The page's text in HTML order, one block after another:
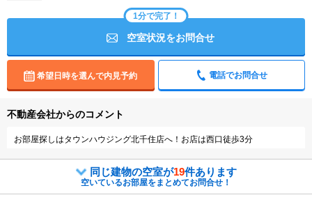
1分で完了！
空室状況をお問合せ
希望日時を選んで内見予約 電話でお問合せ
不動産会社からのコメント
お部屋探しはタウンハウジング北千住店へ！お店は西口徒歩3分
同じ建物の空室が19件あります
空いているお部屋をまとめてお問合せ！